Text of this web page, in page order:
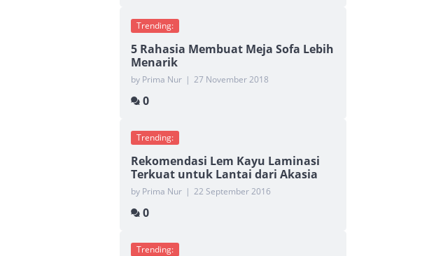
Trending:
5 Rahasia Membuat Meja Sofa Lebih
Menarik
by Prima Nur | 27 November 2018
0
Trending:
Rekomendasi Lem Kayu Laminasi
Terkuat untuk Lantai dari Akasia
by Prima Nur | 22 September 2016
0
Trending: